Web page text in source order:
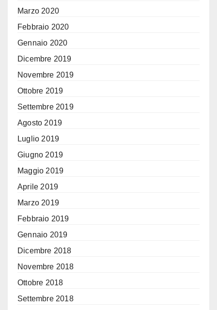
Marzo 2020
Febbraio 2020
Gennaio 2020
Dicembre 2019
Novembre 2019
Ottobre 2019
Settembre 2019
Agosto 2019
Luglio 2019
Giugno 2019
Maggio 2019
Aprile 2019
Marzo 2019
Febbraio 2019
Gennaio 2019
Dicembre 2018
Novembre 2018
Ottobre 2018
Settembre 2018